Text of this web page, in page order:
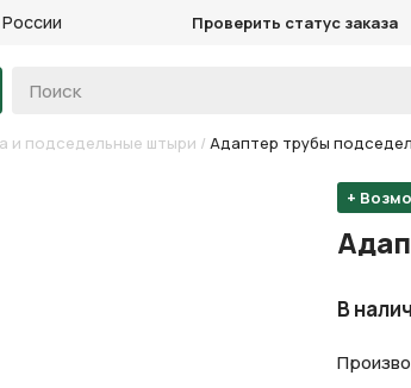
Проверить статус заказа
и подседельные штыри / Адаптер трубы
+
В